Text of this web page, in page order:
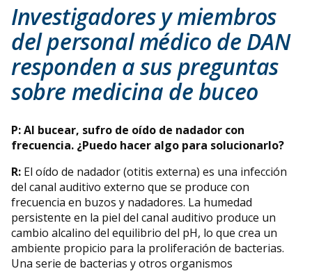
Investigadores y miembros
del personal médico de DAN
responden a sus preguntas
sobre medicina de buceo
P: Al bucear, sufro de oído de nadador con
frecuencia. ¿Puedo hacer algo para solucionarlo?
R: El oído de nadador (otitis externa) es una infección
del canal auditivo externo que se produce con
frecuencia en buzos y nadadores. La humedad
persistente en la piel del canal auditivo produce un
cambio alcalino del equilibrio del pH, lo que crea un
ambiente propicio para la proliferación de bacterias.
Una serie de bacterias y otros organismos